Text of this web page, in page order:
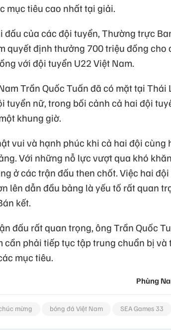
mục tiêu cao nhất tại giải.
của các đội tuyển, Thường trực
quyết định thưởng 700 triệu đồng cho
với đội tuyển U22 Việt Nam.
Trần Quốc Tuấn đã có mặt tại Thái
tuyển nữ, trong bối cảnh cả hai đội
khung giờ.
vui và hạnh phúc khi cả hai đội cùng
Với những nỗ lực vượt qua khó
ở các trận đấu then chốt. Việc hai đội
lên dẫn đầu bảng là yếu tố rất quan
kết.
đấu rất quan trọng, ông Trần Quốc
cần phải tiếp tục tập trung chuẩn bị và
mục tiêu.
Phùng
mừng bóng đá Việt Nam SEA Games 33